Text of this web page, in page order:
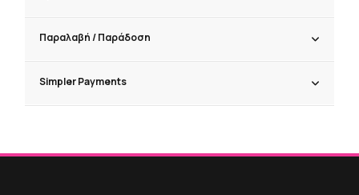
Παραλαβή / Παράδoση
Simpler Payments